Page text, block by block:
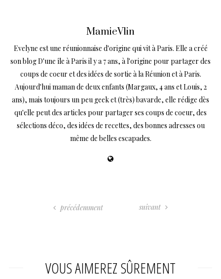
MamieVlin
Evelyne est une réunionnaise d'origine qui vit à Paris. Elle a créé
son blog D'une île à Paris il y a 7 ans, à l'origine pour partager des
coups de coeur et des idées de sortie à la Réunion et à Paris.
Aujourd'hui maman de deux enfants (Margaux, 4 ans et Louis, 2
ans), mais toujours un peu geek et (très) bavarde, elle rédige dès
qu'elle peut des articles pour partager ses coups de coeur, des
sélections déco, des idées de recettes, des bonnes adresses ou
même de belles escapades.
précédemment suivant
VOUS AIMEREZ SÛREMENT